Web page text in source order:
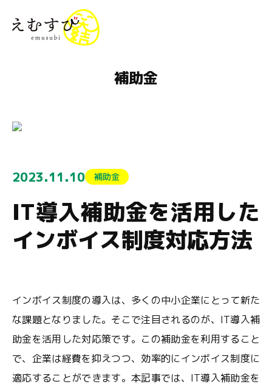
補助金
2023.11.10 補助金
IT導入補助金を活用した
インボイス制度対応方法
インボイス制度の導入は、多くの中小企業にとって新た
な課題となりました。そこで注目されるのが、IT導入補
助金を活用した対応策です。この補助金を利用すること
で、企業は経費を抑えつつ、効率的にインボイス制度に
適応することができます。本記事では、IT導入補助金を